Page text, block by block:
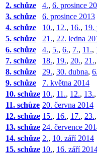
2. schůze
4., 6. prosince
3. schůze
6. prosince 2013
4. schůze
10., 12., 16., 19.
5. schůze
21., 22. ledna
6. schůze
4., 5., 6., 7., 11.,
7. schůze
18., 19., 20., 21.,
8. schůze
29., 30. dubna, 6.
9. schůze
7. května 2014
10. schůze 10., 11., 12., 13.,
11. schůze 20. června 2014
12. schůze 15., 16., 17., 23.,
13. schůze 24. července
14. schůze 2., 10. září 2014
15. schůze 10., 16. září